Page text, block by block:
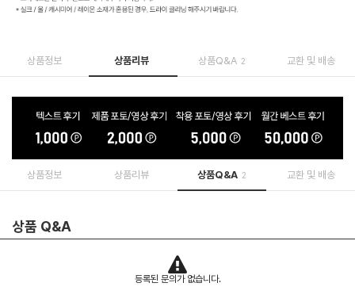
상품정보 상품리뷰 상품Q&A 2 교환 및 배송
상품정보 상품리뷰 상품Q&A 2 교환 및 배송
상품 Q&A
등록된 문의가 없습니다.